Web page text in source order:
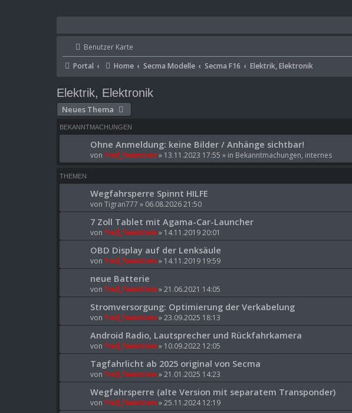
Benutzer Karte
Portal
Home Secma Modelle Secma F16 Elektrik, Elektronik
Elektrik, Elektronik
Neues Thema
BEKANNTMACHUNGEN
Ohne Anmeldung: keine Bilder / Anhänge sichtbar!
von fred_feuerstein » 13.11.2023 17:55 » in Bekanntmachungen, internes
THEMEN
Wegfahrsperre Spinnt HILFE
von Tigran777 » 06.08.2026 21:50
7 Zoll Tablet mit Agama-Car-Launcher
von fred_feuerstein » 14.11.2019 20:01
OBD Display auf der Lenksäule
von fred_feuerstein » 14.11.2019 19:59
neue Batterie
von fred_feuerstein » 21.06.2021 14:05
Stromversorgung: Optimierung der Verkabelung
von fred_feuerstein » 23.09.2025 18:13
Android Radio, Lautsprecher und Rückfahrkamera
von fred_feuerstein » 10.09.2022 12:05
Tagfahrlicht ab 2025 original von Secma
von fred_feuerstein » 21.01.2025 14:23
Wegfahrsperre (alte Version mit separatem Transponder)
von fred_feuerstein » 25.11.2024 12:19